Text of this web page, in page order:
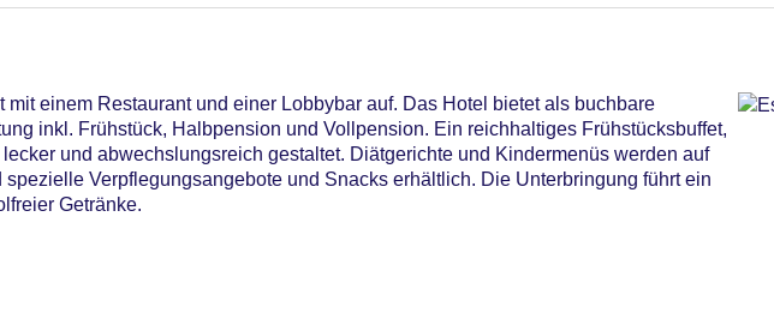
2020
Outdoor Pool, Sonnenschirme am Pool, Liegen am Pool
Mastercard, Visa
mit einem Restaurant und einer Lobbybar auf. Das Hotel bietet als buchbare
inkl. Frühstück, Halbpension und Vollpension. Ein reichhaltiges Frühstücksbuffet,
und abwechslungsreich gestaltet. Diätgerichte und Kindermenüs werden auf
Verpflegungsangebote und Snacks erhältlich. Die Unterbringung führt ein
Getränke.